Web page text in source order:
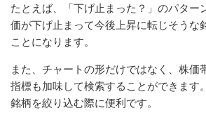
たとえば、「下げ止まった？」のパター
価が下げ止まって今後上昇に転じそうな
ことになります。
また、チャートの形だけではなく、株価
指標も加味して検索することができます。
銘柄を絞り込む際に便利です。